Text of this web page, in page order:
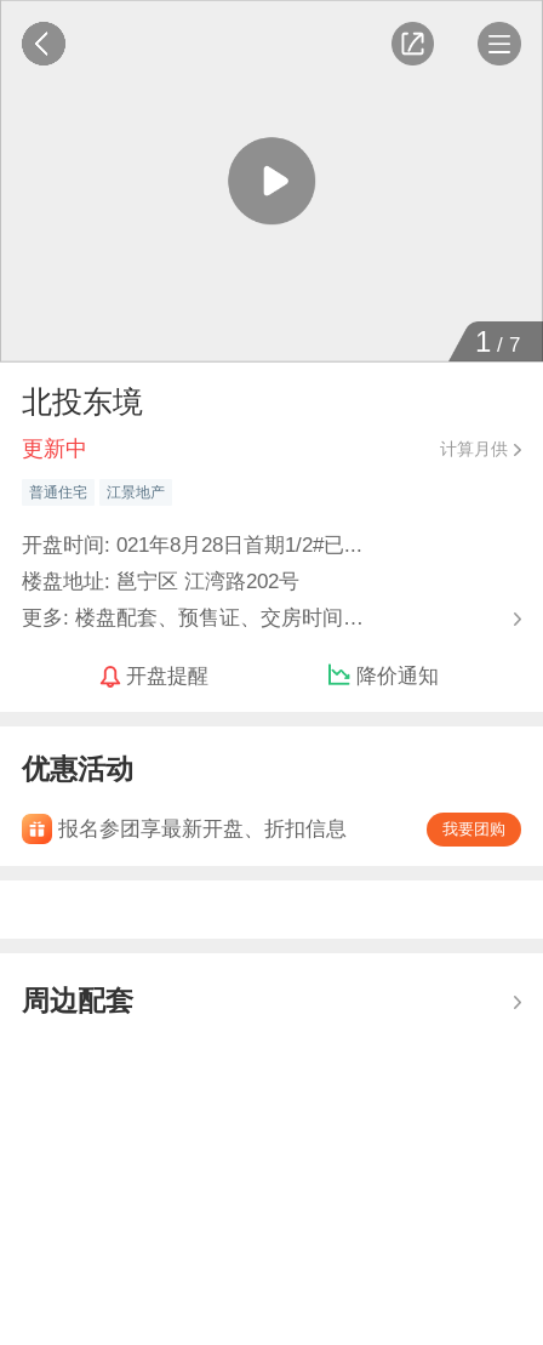
1 / 7
北投东境
更新中 计算月供
普通住宅 江景地产
开盘时间: 021年8月28日首期1/2#已...
楼盘地址: 邕宁区 江湾路202号
更多: 楼盘配套、预售证、交房时间…
开盘提醒 降价通知
优惠活动
报名参团享最新开盘、折扣信息 我要团购
周边配套